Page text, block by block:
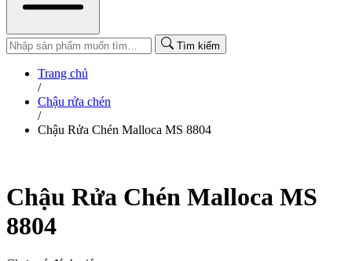
Tìm kiếm
Trang chủ
/
Chậu rửa chén
/
Chậu Rửa Chén Malloca MS 8804
Chậu Rửa Chén Malloca MS
8804